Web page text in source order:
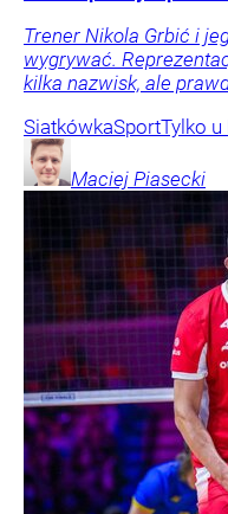
Trener Nikola Grbić i
wygrywać.
kilka nazwisk, ale
SiatkówkaSportTylko u
Maciej Piasecki